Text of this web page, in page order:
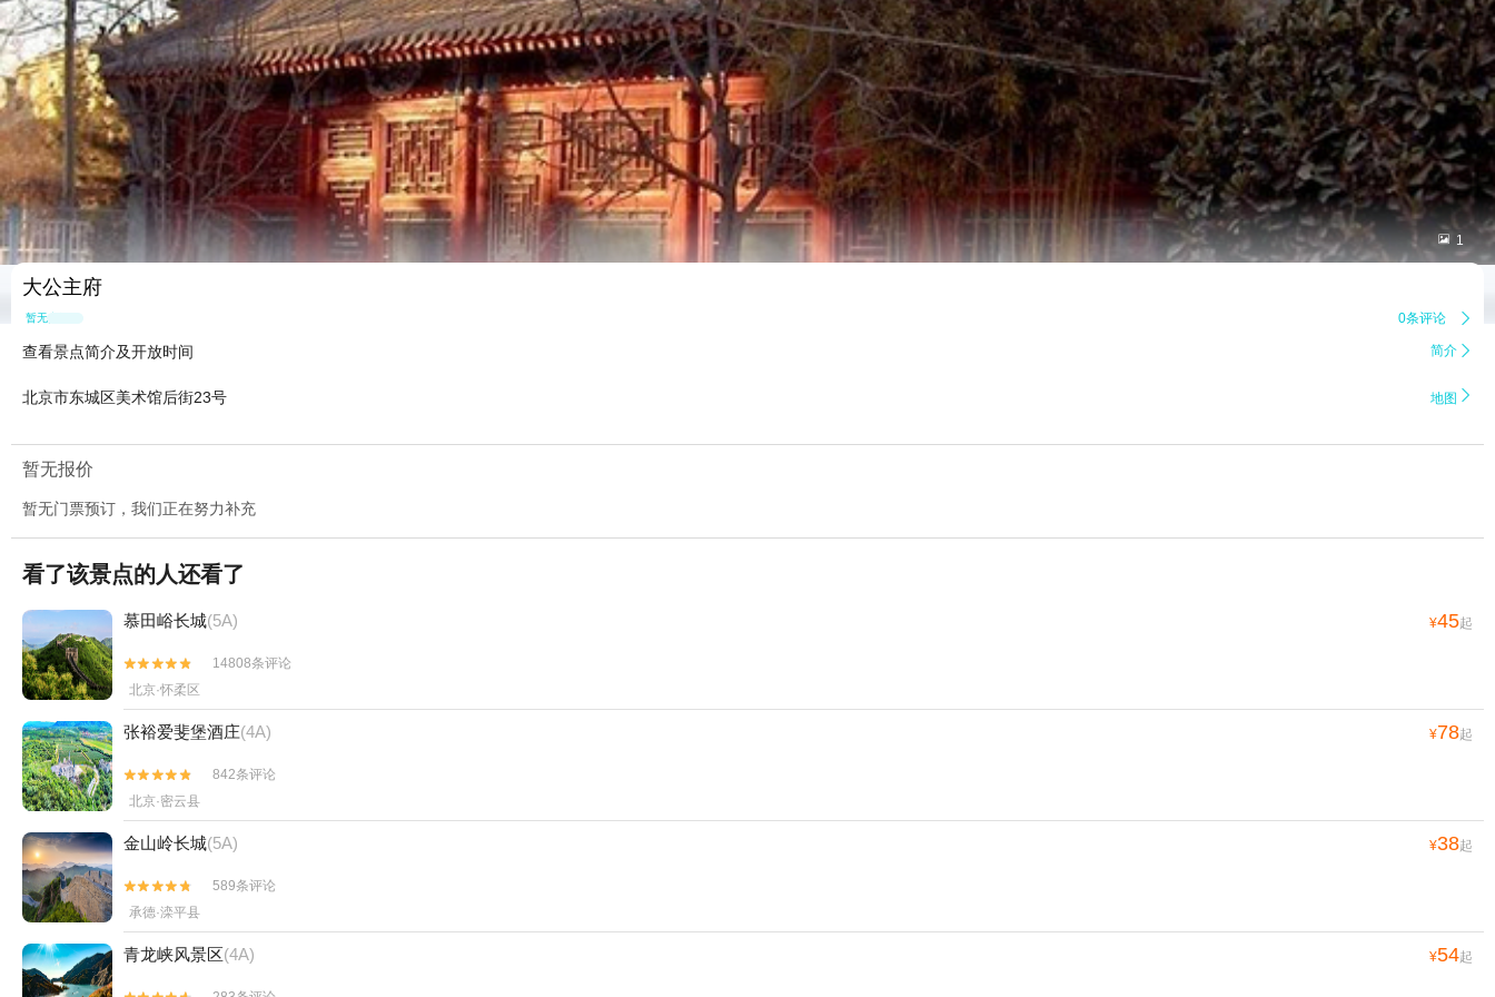
 1
大公主府
暂无点评 0条评论 
查看景点简介及开放时间 简介 
北京市东城区美术馆后街23号 地图 
暂无报价
暂无门票预订，我们正在努力补充
看了该景点的人还看了
慕田峪长城(5A) ¥45起


14808条评论
北京·怀柔区
张裕爱斐堡酒庄(4A) ¥78起


842条评论
北京·密云县
金山岭长城(5A) ¥38起


589条评论
承德·滦平县
青龙峡风景区(4A) ¥54起